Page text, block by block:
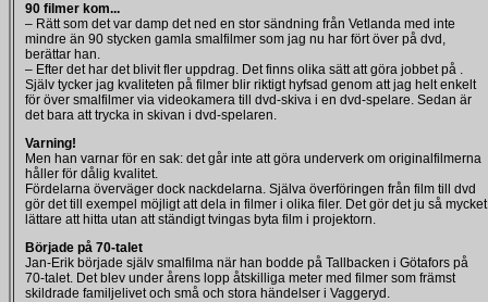
90 filmer kom...
– Rätt som det var damp det ned en stor sändning från Vetlanda med inte
mindre än 90 stycken gamla smalfilmer som jag nu har fört över på dvd,
berättar han.
– Efter det har det blivit fler uppdrag. Det finns olika sätt att göra jobbet på .
Själv tycker jag kvaliteten på filmer blir riktigt hyfsad genom att jag helt enkelt
för över smalfilmer via videokamera till dvd-skiva i en dvd-spelare. Sedan är
det bara att trycka in skivan i dvd-spelaren.
Varning!
Men han varnar för en sak: det går inte att göra underverk om originalfilmerna
håller för dålig kvalitet.
Fördelarna överväger dock nackdelarna. Själva överföringen från film till dvd
gör det till exempel möjligt att dela in filmer i olika filer. Det gör det ju så mycket
lättare att hitta utan att ständigt tvingas byta film i projektorn.
Började på 70-talet
Jan-Erik började själv smalfilma när han bodde på Tallbacken i Götafors på
70-talet. Det blev under årens lopp åtskilliga meter med filmer som främst
skildrade familjelivet och små och stora händelser i Vaggeryd.